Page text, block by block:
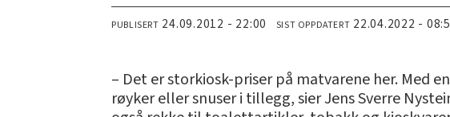
PUBLISERT 24.09.2012 - 22:00 SIST OPPDATERT 22.04.2022 -
– Det er storkiosk-priser på matvarene her. Med
røyker eller snuser i tillegg, sier Jens Sverre